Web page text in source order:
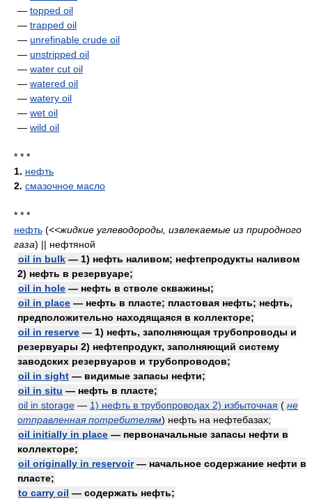
— topped oil
— trapped oil
— unrefinable crude oil
— unstripped oil
— water cut oil
— watered oil
— watery oil
— wet oil
— wild oil
* * *
1. нефть
2. смазочное масло
* * *
нефть (<<жидкие углеводороды, извлекаемые из природного
газа) || нефтяной
oil in bulk — 1) нефть наливом; нефтепродукты наливом
2) нефть в резервуаре;
oil in hole — нефть в стволе скважины;
oil in place — нефть в пласте; пластовая нефть; нефть,
предположительно находящаяся в коллекторе;
oil in reserve — 1) нефть, заполняющая трубопроводы и
резервуары 2) нефтепродукт, заполняющий систему
заводских резервуаров и трубопроводов;
oil in sight — видимые запасы нефти;
oil in situ — нефть в пласте;
oil in storage — 1) нефть в трубопроводах 2) избыточная ( не
отправленная потребителям) нефть на нефтебазах;
oil initially in place — первоначальные запасы нефти в
коллекторе;
oil originally in reservoir— начальное содержание нефти в
пласте;
to carry oil — содержать нефть;